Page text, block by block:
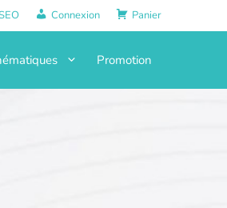
Connexion Panier
Promotion